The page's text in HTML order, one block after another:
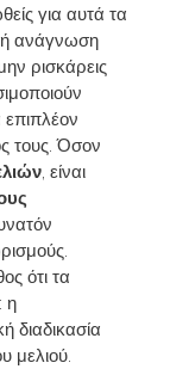
για αυτά τα
ανάγνωση
ρισκάρεις
επιπλέον
τους. Όσον
, είναι
ότι τα
η
διαδικασία
μελιού.